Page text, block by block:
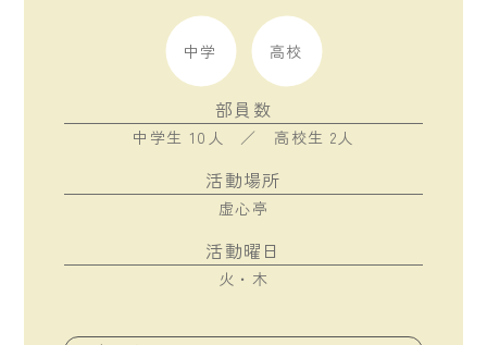
中学 高校
部員数
中学生 10人 ／ 高校生 2人
活動場所
虚心亭
活動曜日
火・木